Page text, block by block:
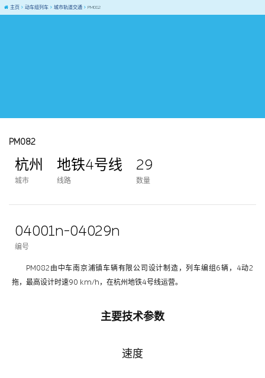
主页 动车组列车 城市轨道交通 PM082
PM082
杭州
城市
地铁4号线
线路
29
数量
04001n-04029n
编号
PM082由中车南京浦镇车辆有限公司设计制造，列车编组6辆，4动2
拖，最高设计时速90 km/h，在杭州地铁4号线运营。
主要技术参数
速度